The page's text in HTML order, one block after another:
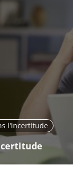
l'incertitude